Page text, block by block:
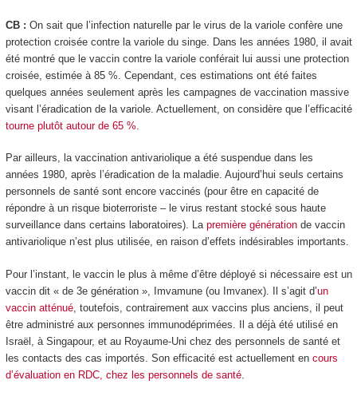
CB : On sait que l’infection naturelle par le virus de la variole confère une
protection croisée contre la variole du singe. Dans les années 1980, il avait
été montré que le vaccin contre la variole conférait lui aussi une protection
croisée, estimée à 85 %. Cependant, ces estimations ont été faites
quelques années seulement après les campagnes de vaccination massive
visant l’éradication de la variole. Actuellement, on considère que l’efficacité
tourne plutôt autour de 65 %
Par ailleurs, la vaccination antivariolique a été suspendue dans les
années 1980, après l’éradication de la maladie. Aujourd’hui seuls certains
personnels de santé sont encore vaccinés (pour être en capacité de
répondre à un risque bioterroriste – le virus restant stocké sous haute
surveillance dans certains laboratoires). La première générationde vaccin
antivariolique n’est plus utilisée, en raison d’effets indésirables importants.
Pour l’instant, le vaccin le plus à même d’être déployé si nécessaire est un
vaccin dit « de 3egénération », Imvamune (ou Imvanex). Il s’agit d’un
vaccin atténué, toutefois, contrairement aux vaccins plus anciens, il peut
être administré aux personnes immunodéprimées. Il a déjà été utilisé en
Israël, à Singapour, et au Royaume-Uni chez des personnels de santé et
les contacts des cas importés. Son efficacité est actuellement en cours
d’évaluation en RDC, chez les personnels de santé.